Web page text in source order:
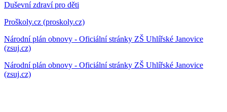
Duševní zdraví pro děti
Proškoly.cz (proskoly.cz)
Národní plán obnovy - Oficiální stránky ZŠ Uhlířské Janovice
(zsuj.cz)
Národní plán obnovy - Oficiální stránky ZŠ Uhlířské Janovice
(zsuj.cz)